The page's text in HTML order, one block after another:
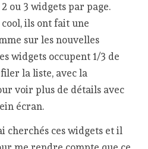
ou 3 widgets par page.
ils ont fait une
sur les nouvelles
widgets occupent 1/3 de
la liste, avec la
voir plus de détails avec
écran.
cherchés ces widgets et il